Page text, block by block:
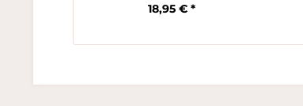
18,95 € *